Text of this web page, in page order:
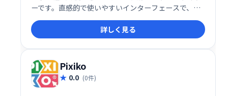
ーです。直感的で使いやすいインターフェースで、字
幕作成、コラージュ制作、スクリーンキャスト編集な
ど、様々なタスクをスムーズにこなせます。チームで
の共同作業にも最適で、生産性向上に貢献します。動
画編集や画像加工を簡単に、そして楽しく行いたい方
におすすめです。
詳しく見る
Pixiko
0.0 (0件)